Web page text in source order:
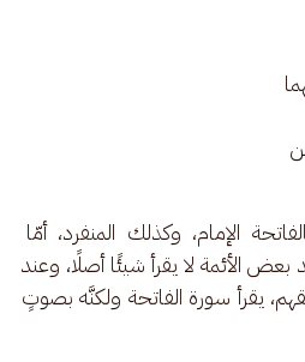
الإمام، وكذلك المنفرد، أمّا
بعض الأئمة لا يقرأ شيئًا أصلًا، وعند
يقرأ سورة الفاتحة ولكنَّه بصوتٍ